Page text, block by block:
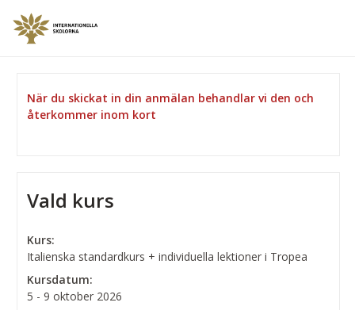
När du skickat in din anmälan behandlar vi den och
återkommer inom kort
Vald kurs
Kurs:
Italienska standardkurs + individuella lektioner i Tropea
Kursdatum:
5 - 9 oktober 2026